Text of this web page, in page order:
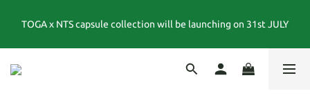
夏末選品特別企劃｜1折起｜特價商品售出後不退換貨
TOGA x NTS capsule collection will be launching on 31st JULY
夏末選品特別企劃｜1折起｜特價商品售出後不退換貨